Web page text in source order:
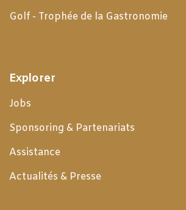
Golf - Trophée de la Gastronomie
Explorer
Jobs
Sponsoring & Partenariats
Assistance
Actualités & Presse